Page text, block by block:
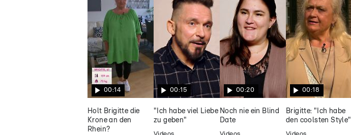
Alkoholrekord? Frederiks
Flaschensammlung stiehlt dem Menü
die Show
00:14
Holt Brigitte die
Krone an den
Rhein?
00:15
"Ich habe viel Liebe
zu geben"
00:20
Noch nie ein Blind
Date
00:18
Brigitte: "Ich habe
den coolsten Style"